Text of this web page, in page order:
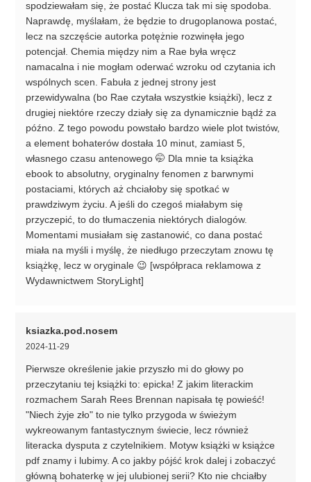
spodziewałam się, że postać Klucza tak mi się spodoba.
Naprawdę, myślałam, że będzie to drugoplanowa postać,
lecz na szczęście autorka potężnie rozwinęła jego
potencjał. Chemia między nim a Rae była wręcz
namacalna i nie mogłam oderwać wzroku od czytania ich
wspólnych scen. Fabuła z jednej strony jest
przewidywalna (bo Rae czytała wszystkie książki), lecz z
drugiej niektóre rzeczy działy się za dynamicznie bądź za
późno. Z tego powodu powstało bardzo wiele plot twistów,
a element bohaterów dostała 10 minut, zamiast 5,
własnego czasu antenowego 🤭 Dla mnie ta książka
ebook to absolutny, oryginalny fenomen z barwnymi
postaciami, których aż chciałoby się spotkać w
prawdziwym życiu. A jeśli do czegoś miałabym się
przyczepić, to do tłumaczenia niektórych dialogów.
Momentami musiałam się zastanowić, co dana postać
miała na myśli i myślę, że niedługo przeczytam znowu tę
książkę, lecz w oryginale 😉 [współpraca reklamowa z
Wydawnictwem StoryLight]
ksiazka.pod.nosem
2024-11-29
Pierwsze określenie jakie przyszło mi do głowy po
przeczytaniu tej książki to: epicka! Z jakim literackim
rozmachem Sarah Rees Brennan napisała tę powieść!
"Niech żyje zło" to nie tylko przygoda w świeżym
wykreowanym fantastycznym świecie, lecz również
literacka dysputa z czytelnikiem. Motyw książki w książce
pdf znamy i lubimy. A co jakby pójść krok dalej i zobaczyć
główną bohaterkę w jej ulubionej serii? Kto nie chciałby